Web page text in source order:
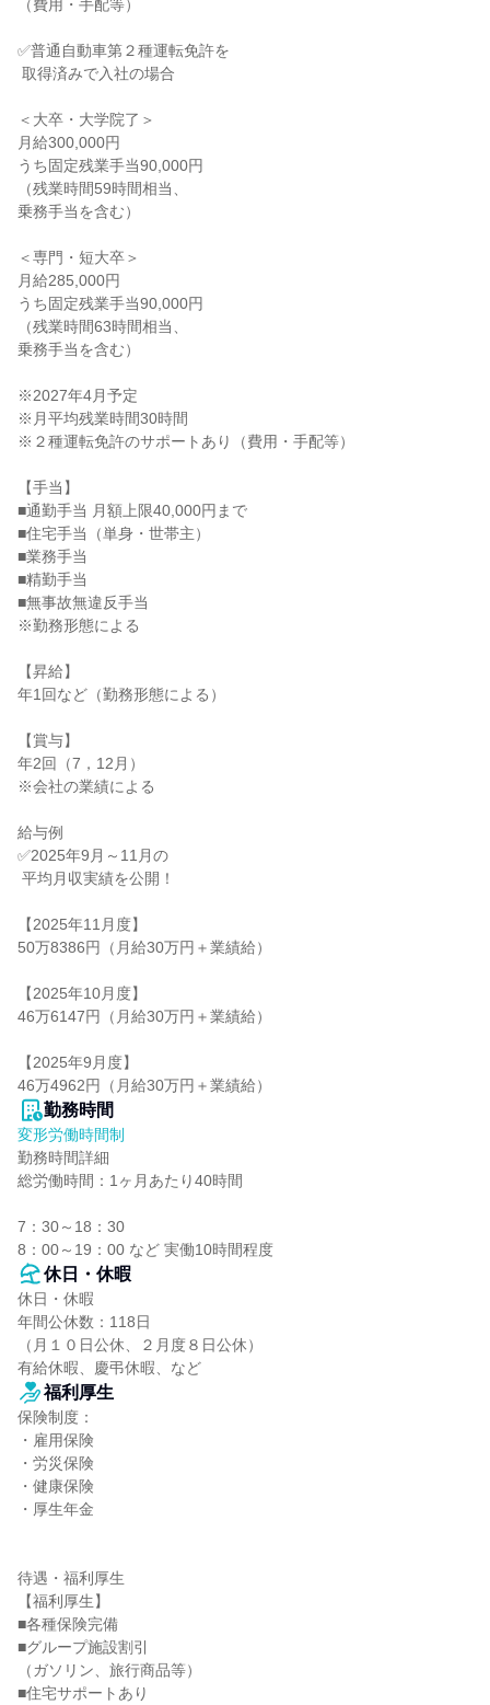
（費用・手配等）
✅普通自動車第２種運転免許を
＜大卒・大学院了＞
月給300,000円
うち固定残業手当90,000円
（残業時間59時間相当、
乗務手当を含む）
＜専門・短大卒＞
月給285,000円
うち固定残業手当90,000円
（残業時間63時間相当、
乗務手当を含む）
※2027年4月予定
※月平均残業時間30時間
※２種運転免許のサポートあり（費用・手配等）
【手当】
■通勤手当 月額上限40,000円まで
■住宅手当（単身・世帯主）
■業務手当
■精勤手当
■無事故無違反手当
※勤務形態による
【昇給】
年1回など（勤務形態による）
【賞与】
年2回（7，12月）
※会社の業績による
給与例
✅2025年9月～11月の
【2025年11月度】
50万8386円（月給30万円＋業績給）
【2025年10月度】
46万6147円（月給30万円＋業績給）
【2025年9月度】
46万4962円（月給30万円＋業績給）
勤務時間
変形労働時間制
勤務時間詳細
総労働時間：1ヶ月あたり40時間
7：30～18：30
8：00～19：00 など 実働10時間程度
休日・休暇
休日・休暇
年間公休数：118日
（月１０日公休、２月度８日公休）
有給休暇、慶弔休暇、など
福利厚生
保険制度：
・雇用保険
・労災保険
・健康保険
・厚生年金
待遇・福利厚生
【福利厚生】
■各種保険完備
■グループ施設割引
（ガソリン、旅行商品等）
■住宅サポートあり